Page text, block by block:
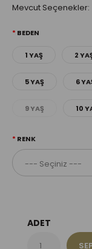
Mevcut Seçenekler:
BEDEN
1 YAŞ 2
5 YAŞ 6
9 YAŞ 10
RENK
ADET